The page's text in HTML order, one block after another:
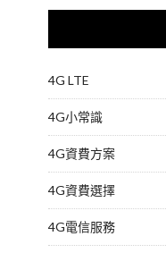
4G LTE
4G小常識
4G資費方案
4G資費選擇
4G電信服務